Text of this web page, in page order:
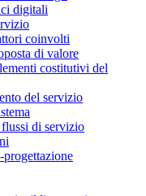
digitali
coinvolti
di valore
costitutivi del
del servizio
flussi di servizio